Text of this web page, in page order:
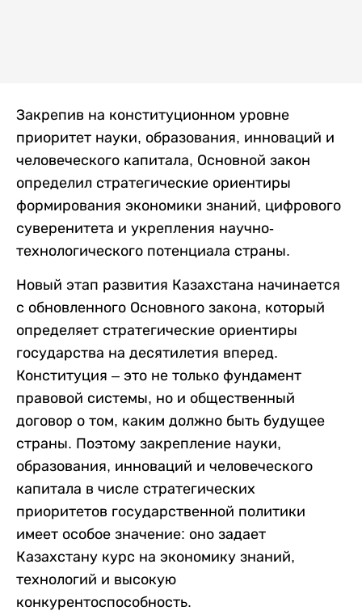
Закрепив на конституционном уровне
приоритет науки, образования, инноваций и
человеческого капитала, Основной закон
определил стратегические ориентиры
формирования экономики знаний, цифрового
суверенитета и укрепления научно-
технологического потенциала страны.
Новый этап развития Казахстана начинается
с обновленного Основного закона, который
определяет стратегические ориентиры
государства на десятилетия вперед.
Конституция – это не только фундамент
правовой системы, но и общественный
договор о том, каким должно быть будущее
страны. Поэтому закрепление науки,
образования, инноваций и человеческого
капитала в числе стратегических
приоритетов государственной политики
имеет особое значение: оно задает
Казахстану курс на экономику знаний,
технологий и высокую
конкурентоспособность.